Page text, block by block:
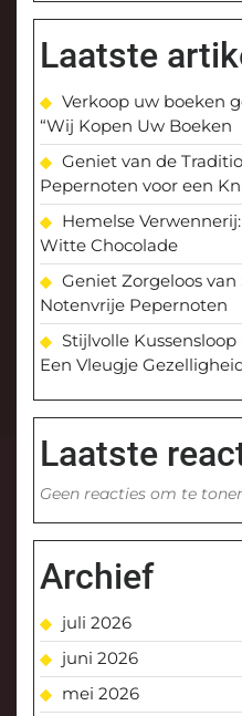
Laatste
Verkoop uw boeken
“Wij Kopen Uw Boeken
Geniet van de
Pepernoten voor een
Hemelse
Witte Chocolade
Geniet Zorgeloos
Notenvrije Pepernoten
Stijlvolle
Een Vleugje
Laatste
Geen reacties om te
Archief
juli 2026
juni 2026
mei 2026